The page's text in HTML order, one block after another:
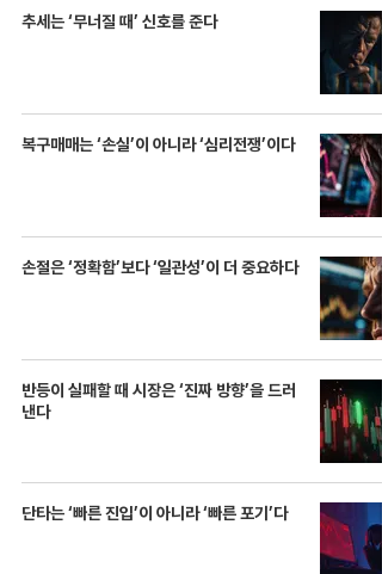
추세는 ‘무너질 때’ 신호를 준다
복구매매는 ‘손실’이 아니라 ‘심리전쟁’이다
손절은 ‘정확함’보다 ‘일관성’이 더 중요하다
반등이 실패할 때 시장은 ‘진짜 방향’을 드러
낸다
단타는 ‘빠른 진입’이 아니라 ‘빠른 포기’다